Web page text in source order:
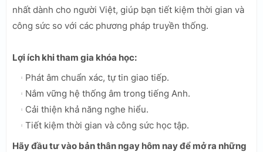
nhất dành cho người Việt, giúp bạn tiết kiệm thời gian và
công sức so với các phương pháp truyền thống.
Lợi ích khi tham gia khóa học:
Phát âm chuẩn xác, tự tin giao tiếp.
Nắm vững hệ thống âm trong tiếng Anh.
Cải thiện khả năng nghe hiểu.
Tiết kiệm thời gian và công sức học tập.
Hãy đầu tư vào bản thân ngay hôm nay để mở ra những